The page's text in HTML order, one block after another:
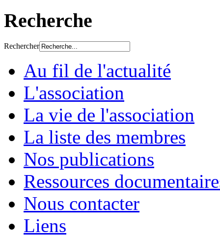
Recherche
Rechercher
Au fil de l'actualité
L'association
La vie de l'association
La liste des membres
Nos publications
Ressources
Nous contacter
Liens